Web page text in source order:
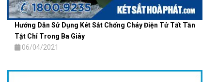
Hướng Dẫn Sử Dụng Két Sắt Chống Cháy Điện Tử Tất Tần
Tật Chỉ Trong Ba Giây
06/04/2021